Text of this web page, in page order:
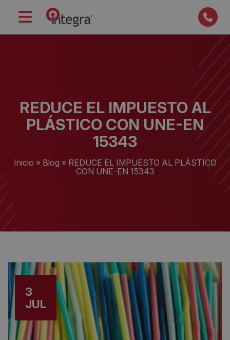
REDUCE EL IMPUESTO AL
PLÁSTICO CON UNE-EN
15343
Inicio » Blog » REDUCE EL IMPUESTO AL PLÁSTICO
CON UNE-EN 15343
3
JUL